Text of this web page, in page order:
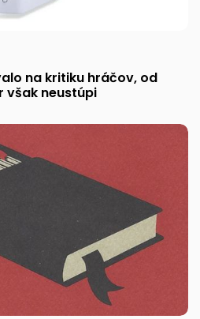
na kritiku hráčov, od
však neustúpi